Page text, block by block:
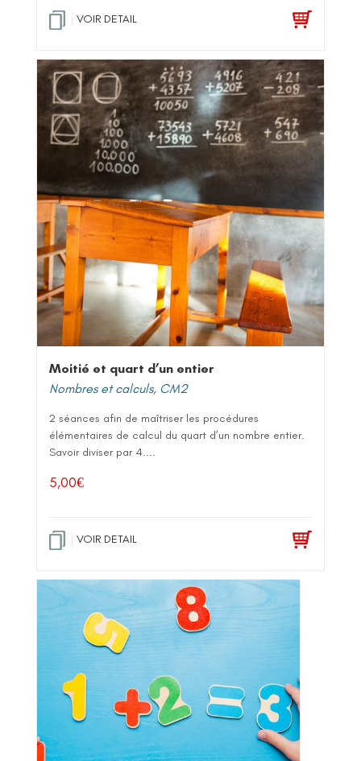
VOIR DETAIL
Moitié et quart d’un entier
Nombres et calculs, CM2
2 séances afin de maîtriser les procédures
élémentaires de calcul du quart d’un nombre entier.
Savoir diviser par 4....
5,00€
VOIR DETAIL